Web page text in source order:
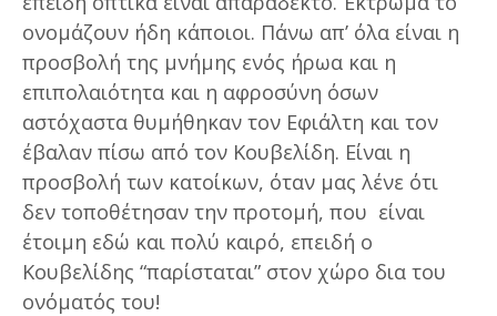
ονομάζουν ήδη κάποιοι. Πάνω απ’ όλα είναι η
προσβολή της μνήμης ενός ήρωα και η
επιπολαιότητα και η αφροσύνη όσων
αστόχαστα θυμήθηκαν τον Εφιάλτη και τον
έβαλαν πίσω από τον Κουβελίδη. Είναι η
προσβολή των κατοίκων, όταν μας λένε ότι
δεν τοποθέτησαν την προτομή, που είναι
έτοιμη εδώ και πολύ καιρό, επειδή ο
Κουβελίδης “παρίσταται” στον χώρο δια του
ονόματός του!